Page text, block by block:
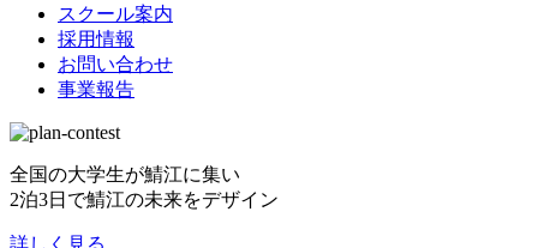
スクール案内
採用情報
お問い合わせ
事業報告
全国の大学生が鯖江に集い
2泊3日で鯖江の未来をデザイン
詳しく見る